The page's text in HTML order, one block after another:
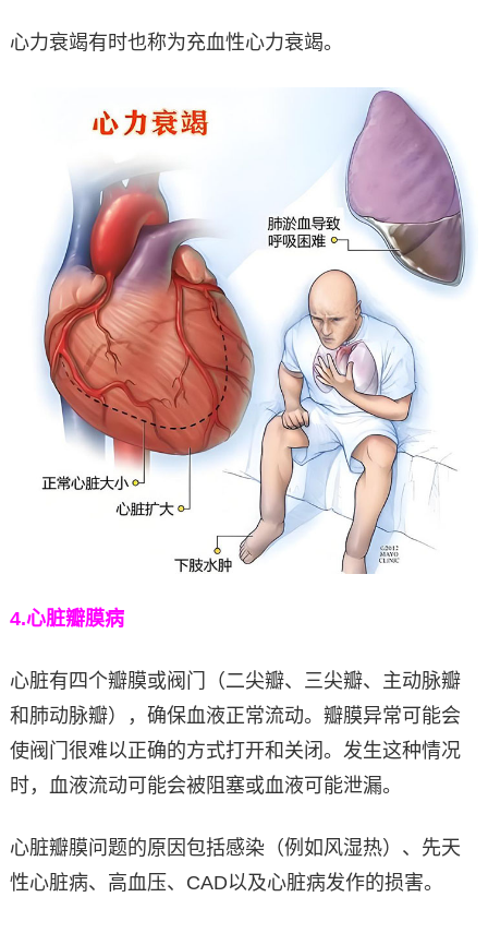
心力衰竭有时也称为充血性心力衰竭。
4.心脏瓣膜病
心脏有四个瓣膜或阀门（二尖瓣、三尖瓣、主动脉瓣
和肺动脉瓣），确保血液正常流动。瓣膜异常可能会
使阀门很难以正确的方式打开和关闭。发生这种情况
时，血液流动可能会被阻塞或血液可能泄漏。
心脏瓣膜问题的原因包括感染（例如风湿热）、先天
性心脏病、高血压、CAD以及心脏病发作的损害。